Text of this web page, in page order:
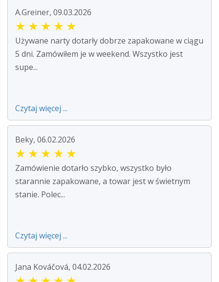
A.Greiner, 09.03.2026
★ ★ ★ ★ ★
Używane narty dotarły dobrze zapakowane w ciągu
5 dni. Zamówiłem je w weekend. Wszystko jest
supe...
Czytaj więcej ...
Beky, 06.02.2026
★ ★ ★ ★ ★
Zamówienie dotarło szybko, wszystko było
starannie zapakowane, a towar jest w świetnym
stanie. Polec...
Czytaj więcej ...
Jana Kováčová, 04.02.2026